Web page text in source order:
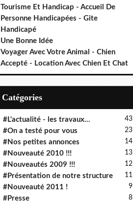
Tourisme Et Handicap - Accueil De
Personne Handicapées - Gite
Handicapé
Une Bonne Idée
Voyager Avec Votre Animal - Chien
Accepté - Location Avec Chien Et Chat
Catégories
#L'actualité - les travaux... 43
#On a testé pour vous 23
#Nos petites annonces 14
#Nouveauté 2010 !!! 13
#Nouveautés 2009 !!! 12
#Présentation de notre structure 11
#Nouveauté 2011 ! 9
#Presse 8